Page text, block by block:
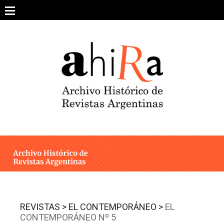
content
ARCHIVO DE REVISTAS
ESTUDIOS CRÍTICOS
INTEGRANTES
CONTACTO
REVISTAS > EL CONTEMPORÁNEO > EL
CONTEMPORÁNEO Nº 5